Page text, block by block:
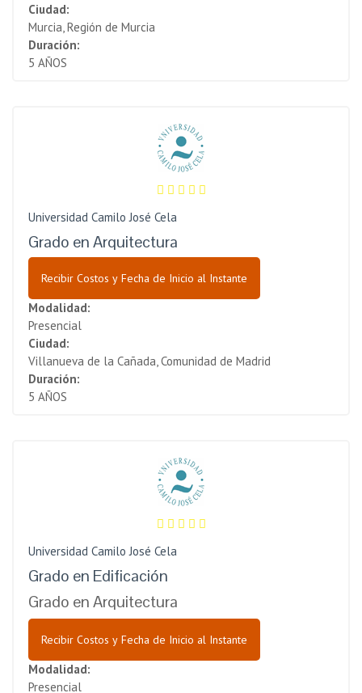
Ciudad:
Murcia, Región de Murcia
Duración:
5 AÑOS
Universidad Camilo José Cela
Grado en Arquitectura
Recibir Costos y Fecha de Inicio al Instante
Modalidad:
Presencial
Ciudad:
Villanueva de la Cañada, Comunidad de Madrid
Duración:
5 AÑOS
Universidad Camilo José Cela
Grado en Edificación
Grado en Arquitectura
Recibir Costos y Fecha de Inicio al Instante
Modalidad:
Presencial